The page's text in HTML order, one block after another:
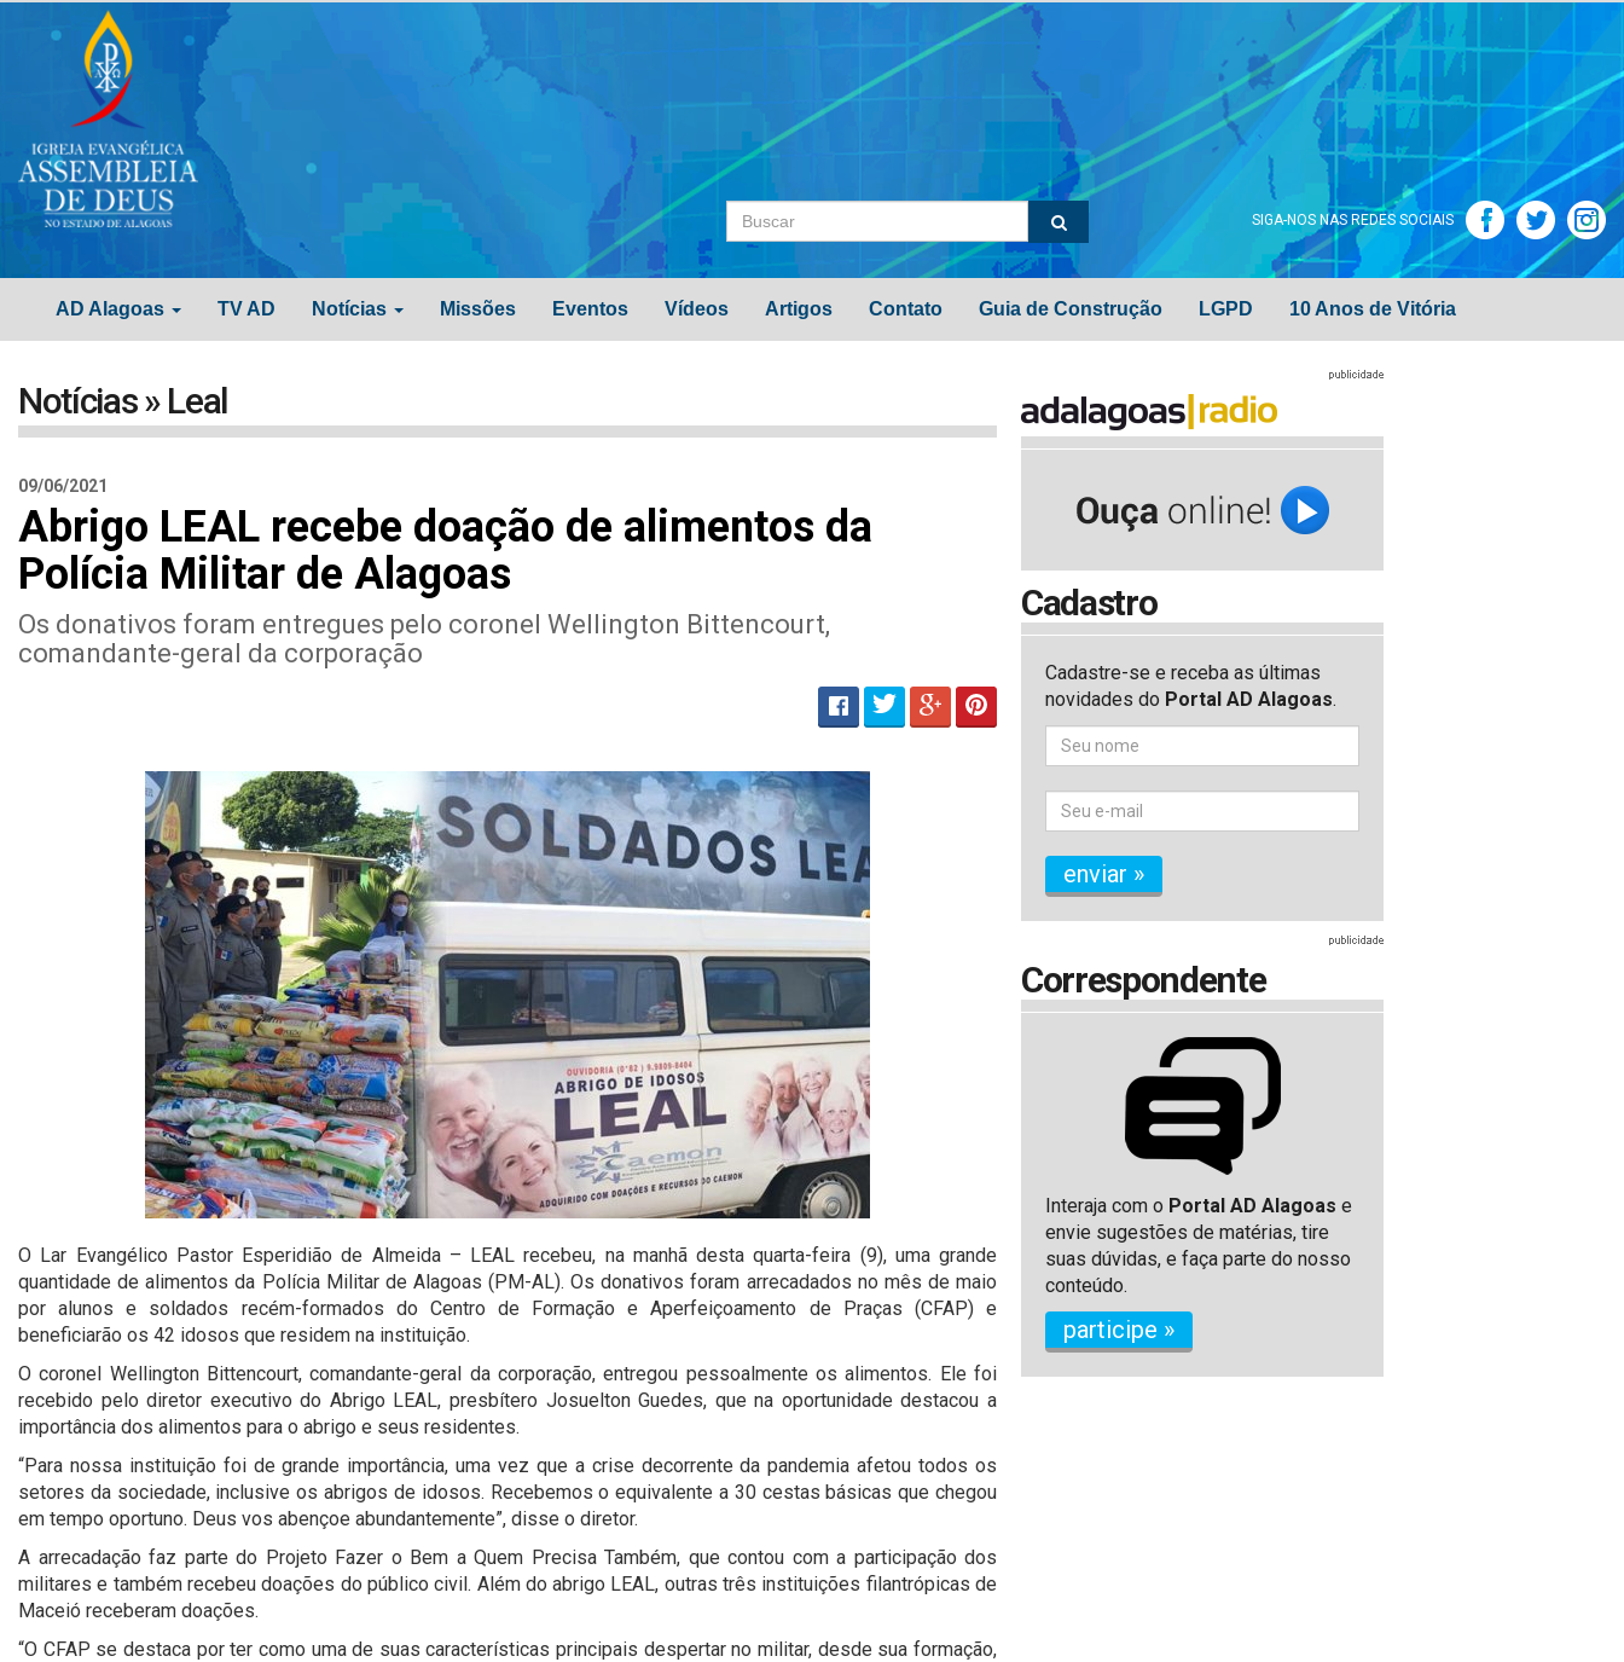
SIGA-NOS NAS REDES SOCIAIS
AD Alagoas TV AD Notícias Missões Eventos Vídeos Artigos Contato Guia de Construção LGPD 10 Anos de Vitória
Notícias » Leal
09/06/2021
Abrigo LEAL recebe doação de alimentos da
Polícia Militar de Alagoas
Os donativos foram entregues pelo coronel Wellington Bittencourt,
comandante-geral da corporação
O Lar Evangélico Pastor Esperidião de Almeida – LEAL recebeu, na manhã desta quarta-feira (9), uma grande
quantidade de alimentos da Polícia Militar de Alagoas (PM-AL). Os donativos foram arrecadados no mês de maio
por alunos e soldados recém-formados do Centro de Formação e Aperfeiçoamento de Praças (CFAP) e
beneficiarão os 42 idosos que residem na instituição.
O coronel Wellington Bittencourt, comandante-geral da corporação, entregou pessoalmente os alimentos. Ele foi
recebido pelo diretor executivo do Abrigo LEAL, presbítero Josuelton Guedes, que na oportunidade destacou a
importância dos alimentos para o abrigo e seus residentes.
“Para nossa instituição foi de grande importância, uma vez que a crise decorrente da pandemia afetou todos os
setores da sociedade, inclusive os abrigos de idosos. Recebemos o equivalente a 30 cestas básicas que chegou
em tempo oportuno. Deus vos abençoe abundantemente”, disse o diretor.
A arrecadação faz parte do Projeto Fazer o Bem a Quem Precisa Também, que contou com a participação dos
militares e também recebeu doações do público civil. Além do abrigo LEAL, outras três instituições filantrópicas de
Maceió receberam doações.
“O CFAP se destaca por ter como uma de suas características principais despertar no militar, desde sua formação,
Cadastro
Cadastre-se e receba as últimas
novidades do Portal AD Alagoas.
enviar »
Correspondente
Interaja com o Portal AD Alagoas e
envie sugestões de matérias, tire
suas dúvidas, e faça parte do nosso
conteúdo.
participe »